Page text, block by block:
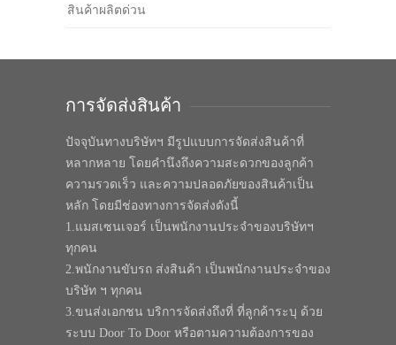
สินค้าผลิตด่วน
การจัดส่งสินค้า
ปัจจุบันทางบริษัทฯ มีรูปแบบการจัดส่งสินค้าที่
หลากหลาย โดยคำนึงถึงความสะดวกของลูกค้า
ความรวดเร็ว และความปลอดภัยของสินค้าเป็น
หลัก โดยมีช่องทางการจัดส่งดังนี้
1.แมสเซนเจอร์ เป็นพนักงานประจำของบริษัทฯ
ทุกคน
2.พนักงานขับรถ ส่งสินค้า เป็นพนักงานประจำของ
บริษัท ฯ ทุกคน
3.ขนส่งเอกชน บริการจัดส่งถึงที่ ที่ลูกค้าระบุ ด้วย
ระบบ Door To Door หรือตามความต้องการของ